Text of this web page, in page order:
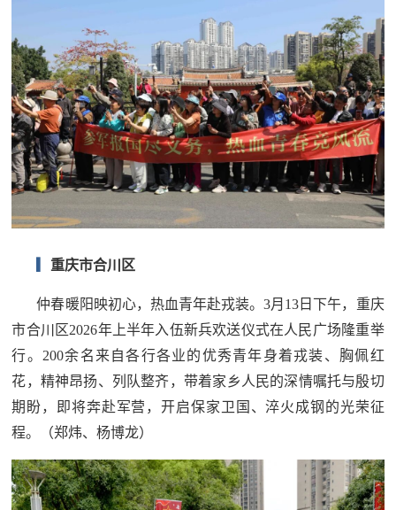
空
人
民
防
空
国
防
智
国
库
英
雄
模
范
英
雄
退
军
人
重庆市合川区
仲春暖阳映初心，热血青年赴戎装。3月13日下午，重庆
市合川区2026年上半年入伍新兵欢送仪式在人民广场隆重举
行。200余名来自各行各业的优秀青年身着戎装、胸佩红
花，精神昂扬、列队整齐，带着家乡人民的深情嘱托与殷切
期盼，即将奔赴军营，开启保家卫国、淬火成钢的光荣征
程。（郑炜、杨博龙）